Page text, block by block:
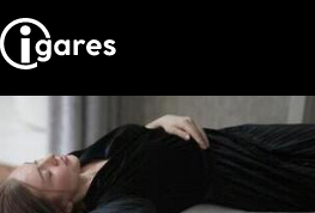
Location de voiture